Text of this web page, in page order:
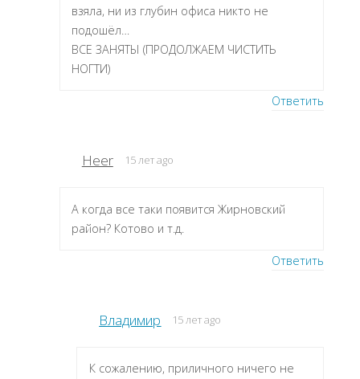
взяла, ни из глубин офиса никто не
подошёл…
ВСЕ ЗАНЯТЫ (ПРОДОЛЖАЕМ ЧИСТИТЬ
НОГТИ)
Ответить
Heer 15 лет ago
А когда все таки появится Жирновский
район? Котово и т.д.
Ответить
Владимир 15 лет ago
К сожалению, приличного ничего не